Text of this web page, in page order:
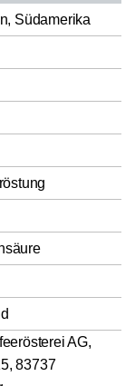
Südamerika
AG,
83737